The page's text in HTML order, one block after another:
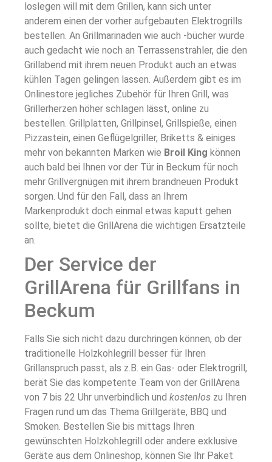
loslegen will mit dem Grillen, kann sich unter
anderem einen der vorher aufgebauten Elektrogrills
bestellen. An Grillmarinaden wie auch -bücher wurde
auch gedacht wie noch an Terrassenstrahler, die den
Grillabend mit ihrem neuen Produkt auch an etwas
kühlen Tagen gelingen lassen. Außerdem gibt es im
Onlinestore jegliches Zubehör für Ihren Grill, was
Grillerherzen höher schlagen lässt, online zu
bestellen. Grillplatten, Grillpinsel, Grillspieße, einen
Pizzastein, einen Geflügelgriller, Briketts & einiges
mehr von bekannten Marken wie Broil King können
auch bald bei Ihnen vor der Tür in Beckum für noch
mehr Grillvergnügen mit ihrem brandneuen Produkt
sorgen. Und für den Fall, dass an Ihrem
Markenprodukt doch einmal etwas kaputt gehen
sollte, bietet die GrillArena die wichtigen Ersatzteile
an.
Der Service der
GrillArena für Grillfans in
Beckum
Falls Sie sich nicht dazu durchringen können, ob der
traditionelle Holzkohlegrill besser für Ihren
Grillanspruch passt, als z.B. ein Gas- oder Elektrogrill,
berät Sie das kompetente Team von der GrillArena
von 7 bis 22 Uhr unverbindlich und kostenlos zu Ihren
Fragen rund um das Thema Grillgeräte, BBQ und
Smoken. Bestellen Sie bis mittags Ihren
gewünschten Holzkohlegrill oder andere exklusive
Geräte aus dem Onlineshop, können Sie Ihr Paket